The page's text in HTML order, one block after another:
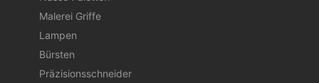
Malerei Griffe
Lampen
Bürsten
Präzisionsschneider